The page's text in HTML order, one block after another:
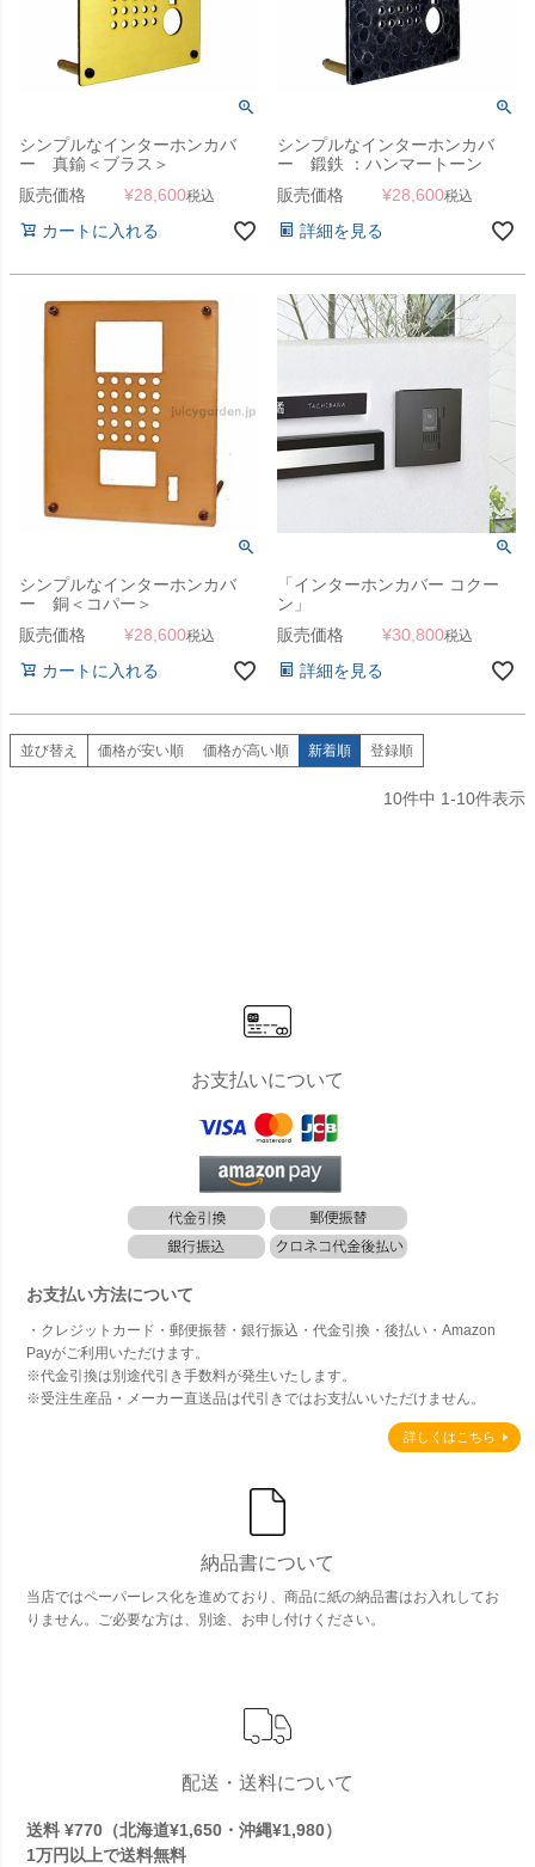
シンプルなインターホンカバ
ー 真鍮＜ブラス＞
販売価格
¥28,600税込
カートに入れる
シンプルなインターホンカバ
ー 鍛鉄 ：ハンマートーン
販売価格
¥28,600税込
詳細を見る
シンプルなインターホンカバ
ー 銅＜コパー＞
販売価格
¥28,600税込
カートに入れる
「インターホンカバー コクー
ン」
販売価格
¥30,800税込
詳細を見る
並び替え 価格が安い順 価格が高い順 新着順 登録順
10件中 1-10件表示
お支払いについて
お支払い方法について
・クレジットカード・郵便振替・銀行振込・代金引換・後払い・Amazon
Payがご利用いただけます。
※代金引換は別途代引き手数料が発生いたします。
※受注生産品・メーカー直送品は代引きではお支払いいただけません。
詳しくはこちら
納品書について
当店ではペーパーレス化を進めており、商品に紙の納品書はお入れしてお
りません。ご必要な方は、別途、お申し付けください。
配送・送料について
送料 ¥770（北海道¥1,650・沖縄¥1,980）
1万円以上で送料無料